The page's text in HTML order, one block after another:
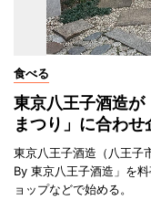
食べる
東京八王子酒造
まつり」に合わせ
東京八王子酒造（八王子
By 東京八王子酒造」を
ョップなどで始める。